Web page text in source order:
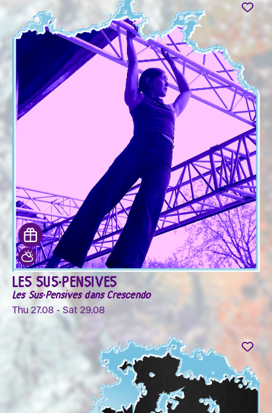
LES SUS·PENSIVES
Les Sus·Pensives dans Crescendo
Thu 27.08 - Sat 29.08